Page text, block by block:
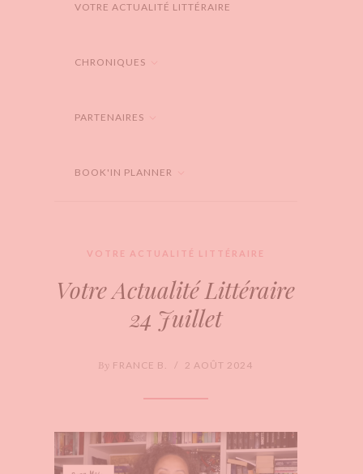
VOTRE ACTUALITÉ LITTÉRAIRE
CHRONIQUES
PARTENAIRES
BOOK'IN PLANNER
VOTRE ACTUALITÉ LITTÉRAIRE
Votre Actualité Littéraire
24 Juillet
By FRANCE B. / 2 AOÛT 2024